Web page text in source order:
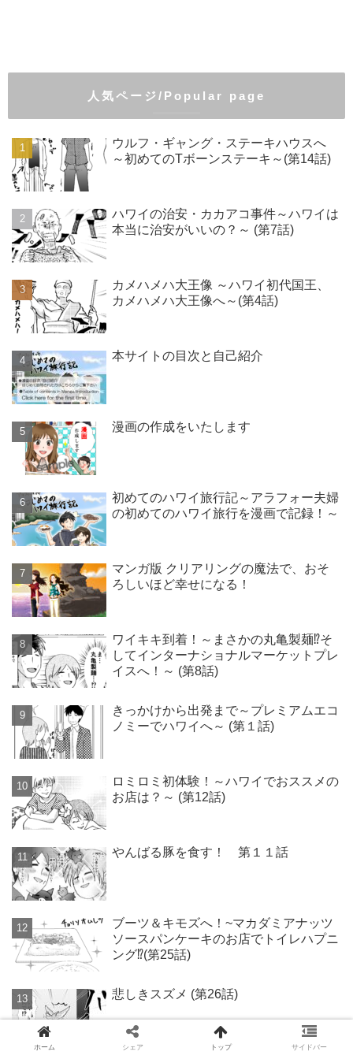
人気ページ/Popular page
ウルフ・ギャング・ステーキハウスへ
～初めてのTボーンステーキ～(第14話)
ハワイの治安・カカアコ事件～ハワイは
本当に治安がいいの？～ (第7話)
カメハメハ大王像 ～ハワイ初代国王、
カメハメハ大王像へ～(第4話)
本サイトの目次と自己紹介
漫画の作成をいたします
初めてのハワイ旅行記～アラフォー夫婦
の初めてのハワイ旅行を漫画で記録！～
マンガ版 クリアリングの魔法で、おそ
ろしいほど幸せになる！
ワイキキ到着！～まさかの丸亀製麺⁉そ
してインターナショナルマーケットプレ
イスへ！～ (第8話)
きっかけから出発まで～プレミアムエコ
ノミーでハワイへ～ (第１話)
ロミロミ初体験！～ハワイでおススメの
お店は？～ (第12話)
やんばる豚を食す！ 第１１話
ブーツ＆キモズへ！~マカダミアナッツ
ソースパンケーキのお店でトイレハプニ
ング⁉(第25話)
悲しきスズメ (第26話)
ホーム シェア トップ サイドバー